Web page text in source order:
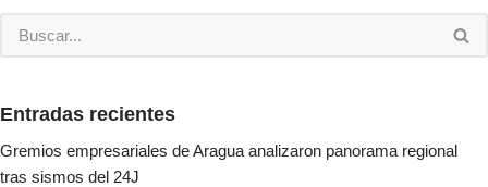
Entradas recientes
Gremios empresariales de Aragua analizaron panorama regional
tras sismos del 24J